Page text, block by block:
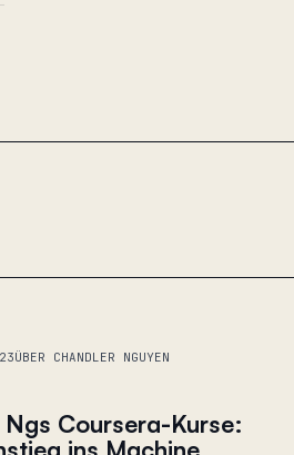
ÜBER CHANDLER NGUYEN
Coursera-Kurse: